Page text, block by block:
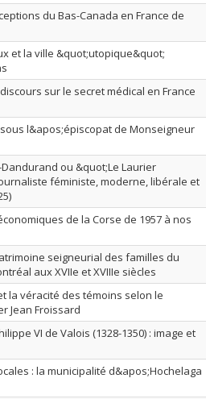
du Bas-Canada en France de
et la ville &quot;utopique&quot;
sur le secret médical en France
l&apos;épiscopat de Monseigneur
ou &quot;Le Laurier
féministe, moderne, libérale et
de la Corse de 1957 à nos
seigneurial des familles du
aux XVIIe et XVIIIe siècles
la véracité des témoins selon le
Jean Froissard
VI de Valois (1328-1350) : image et
: la municipalité d&apos;Hochelaga